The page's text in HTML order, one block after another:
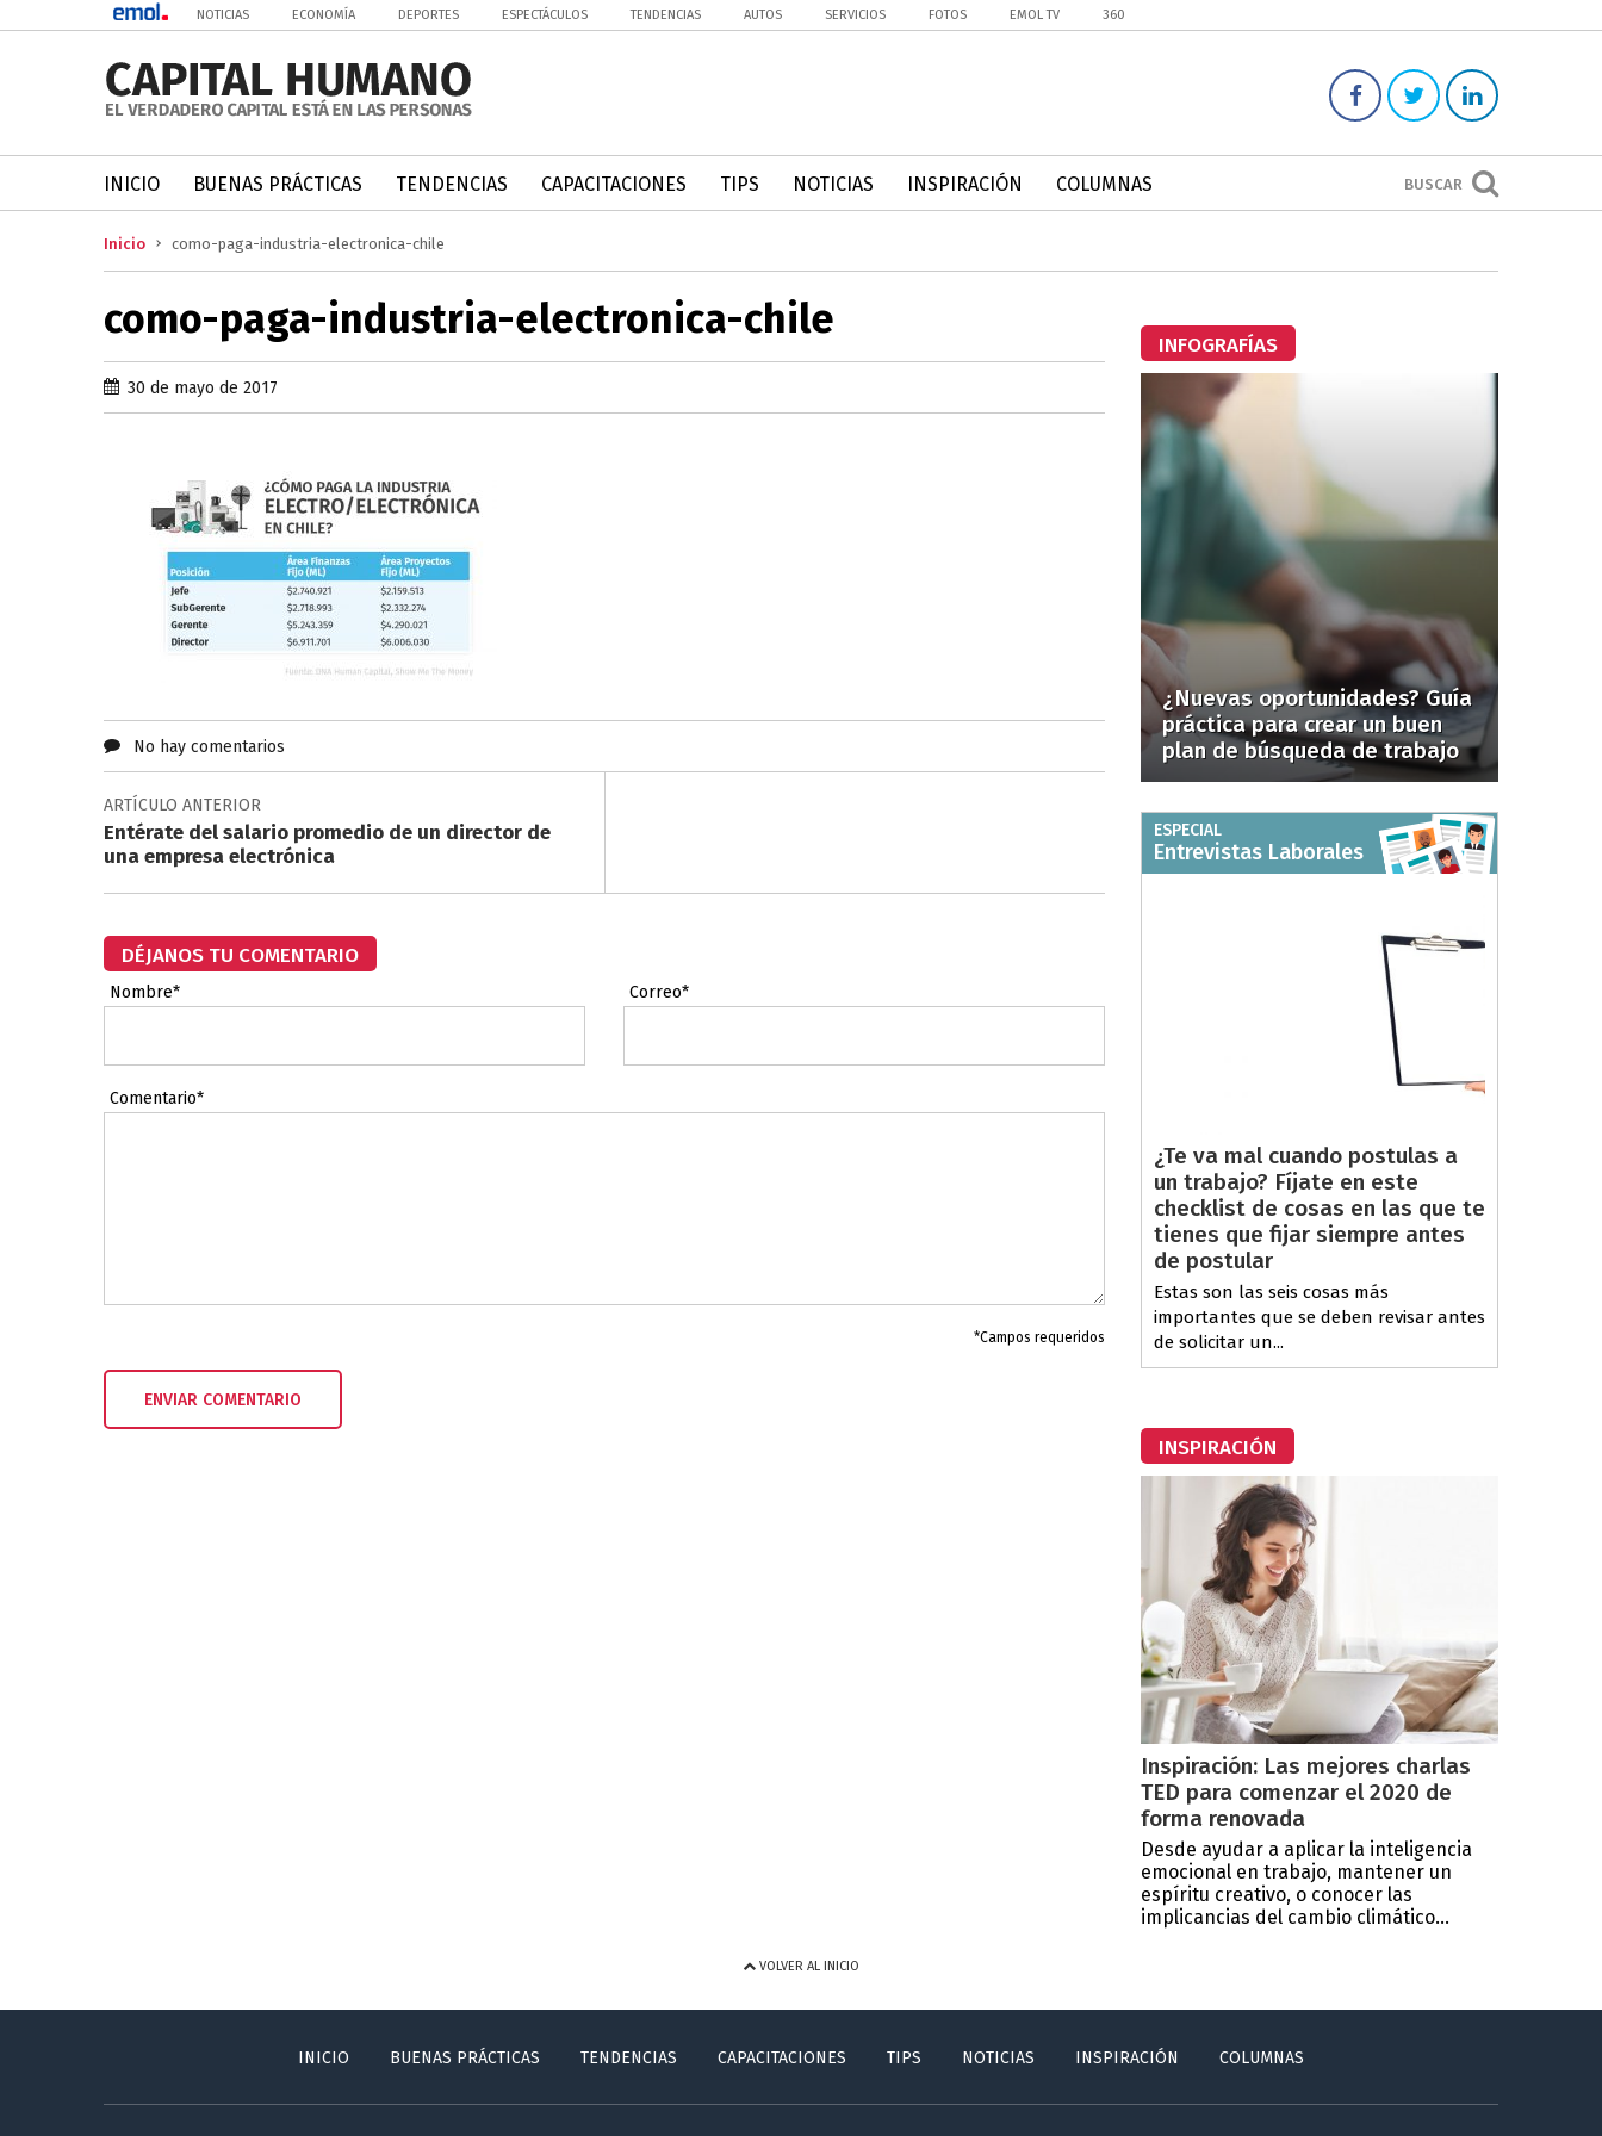
NOTICIAS ECONOMÍA DEPORTES ESPECTÁCULOS TENDENCIAS AUTOS SERVICIOS FOTOS EMOL TV 360
BUSCAR
INICIO BUENAS PRÁCTICAS TENDENCIAS CAPACITACIONES TIPS NOTICIAS INSPIRACIÓN COLUMNAS
Inicio como-paga-industria-electronica-chile
como-paga-industria-electronica-chile
30 de mayo de 2017
No hay comentarios
ARTÍCULO ANTERIOR
Entérate del salario promedio de un director de
una empresa electrónica
DÉJANOS TU COMENTARIO
Nombre* Correo*
Comentario*
*Campos requeridos
INFOGRAFÍAS
¿Nuevas oportunidades? Guía
práctica para crear un buen
plan de búsqueda de trabajo
ESPECIAL
Entrevistas Laborales
¿Te va mal cuando postulas a
un trabajo? Fíjate en este
checklist de cosas en las que te
tienes que fijar siempre antes
de postular
Estas son las seis cosas más
importantes que se deben revisar antes
de solicitar un...
INSPIRACIÓN
Inspiración: Las mejores charlas
TED para comenzar el 2020 de
forma renovada
Desde ayudar a aplicar la inteligencia
emocional en trabajo, mantener un
espíritu creativo, o conocer las
implicancias del cambio climático...
VOLVER AL INICIO
INICIO BUENAS PRÁCTICAS TENDENCIAS CAPACITACIONES TIPS NOTICIAS INSPIRACIÓN COLUMNAS